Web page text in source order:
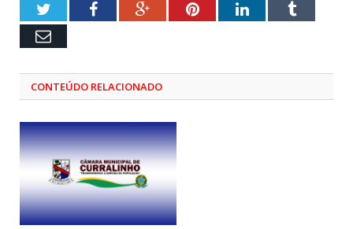
TwitterFacebookGoogle+PinterestLinkedInTumblr
Email
CONTEÚDO RELACIONADO